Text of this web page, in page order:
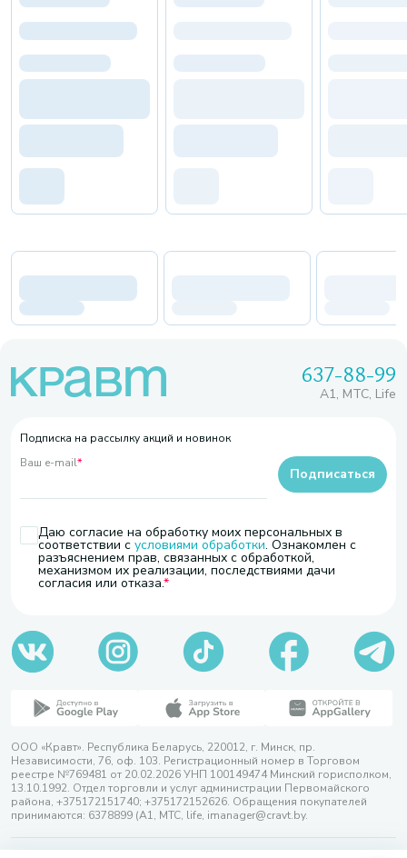
637-88-99
A1, МТС, Life
Подписка на рассылку акций и новинок
Ваш e-mail*
Даю согласие на обработку моих персональных в
соответствии с условиями обработки. Ознакомлен с
разъяснением прав, связанных с обработкой,
механизмом их реализации, последствиями дачи
согласия или отказа.
Подписаться
ООО «Кравт». Республика Беларусь, 220012, г. Минск, пр.
Независимости, 76, оф. 103. Регистрационный номер в Торговом
реестре №769481 от 20.02.2026 УНП 100149474 Минский горисполком,
13.10.1992. Отдел торговли и услуг администрации Первомайского
района, +375172151740; +375172152626. Обращения покупателей
принимаются: 6378899 (А1, МТС, life, imanager@cravt.by.